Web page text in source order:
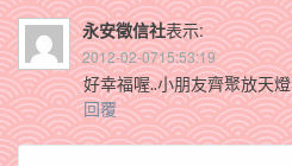
永安徵信社表示:
2012-02-0715:53:19
好幸福喔..小朋友齊聚放天燈
回覆